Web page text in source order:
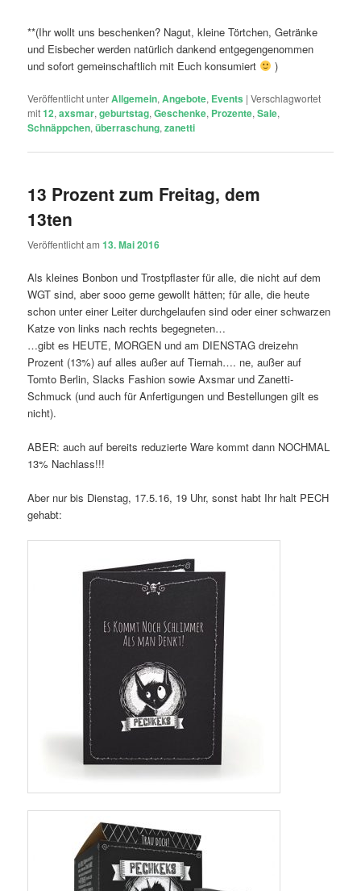
**(Ihr wollt uns beschenken? Nagut, kleine Törtchen, Getränke
und Eisbecher werden natürlich dankend entgegengenommen
und sofort gemeinschaftlich mit Euch konsumiert
)
Veröffentlicht unterAllgemein,Angebote, Events |Verschlagwortet
mit12,axsmar,geburtstag,Geschenke, Prozente,Sale,
Schnäppchen,überraschung,zanetti
13 Prozent zum Freitag, dem
13ten
Veröffentlicht am13. Mai 2016
Als kleines Bonbon und Trostpflaster für alle, die nicht auf dem
WGT sind, aber sooo gerne gewollt hätten; für alle, die heute
schon unter einer Leiter durchgelaufen sind oder einer schwarzen
Katze von links nach rechts begegneten…
…gibt es HEUTE, MORGEN und am DIENSTAG dreizehn
Prozent (13%) auf alles außer auf Tiernah…. ne, außer auf
Tomto Berlin, Slacks Fashion sowie Axsmar und Zanetti-
Schmuck (und auch für Anfertigungen und Bestellungen gilt es
nicht).
ABER: auch auf bereits reduzierte Ware kommt dann NOCHMAL
13% Nachlass!!!
Aber nur bis Dienstag, 17.5.16, 19 Uhr, sonst habt Ihr halt PECH
gehabt: